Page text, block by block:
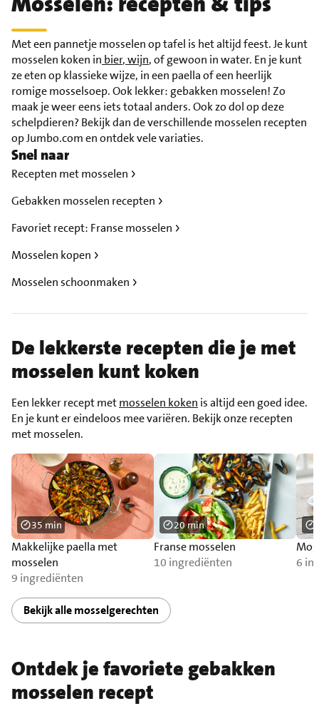
Met een pannetje mosselen op tafel is het altijd feest. Je kunt
mosselen koken in bier,wijn, of gewoon in water. En je kunt
ze eten op klassieke wijze, in een paella of een heerlijk
romige mosselsoep. Ook lekker: gebakken mosselen! Zo
maak je weer eens iets totaal anders. Ook zo dol op deze
schelpdieren? Bekijk dan de verschillende mosselen recepten
op Jumbo.com en ontdek vele variaties.
Snel naar
Recepten met mosselen
Gebakken mosselen recepten
Favoriet recept: Franse mosselen
Mosselen kopen
Mosselen schoonmaken
De lekkerste recepten die je met
mosselen kunt koken
Een lekker recept metmosselen koken is altijd een goed idee.
En je kunt er eindeloos mee variëren. Bekijk onze recepten
met mosselen.
Makkelijke paella met
mosselen
9 ingrediënten
35 min
Franse mosselen
10 ingrediënten
20 min
6
Bekijk alle mosselgerechten
Ontdek je favoriete gebakken
mosselen recept